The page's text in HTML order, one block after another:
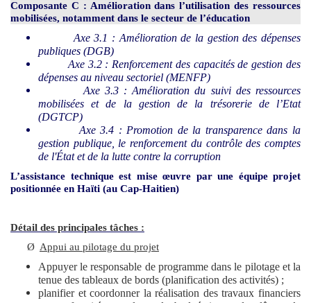
Composante C : Amélioration dans l’utilisation des ressources
mobilisées, notamment dans le secteur de l’éducation
Axe 3.1 : Amélioration de la gestion des dépenses
publiques (DGB)
Axe 3.2 : Renforcement des capacités de gestion des
dépenses au niveau sectoriel (MENFP)
Axe 3.3 : Amélioration du suivi des ressources
mobilisées et de la gestion de la trésorerie de l’Etat
(DGTCP)
Axe 3.4 : Promotion de la transparence dans la
gestion publique, le renforcement du contrôle des comptes
de l'État et de la lutte contre la corruption
L’assistance technique est mise œuvre par une équipe projet
positionnée en Haïti (au Cap-Haitien)
Détail des principales tâches :
Ø Appui au pilotage du projet
Appuyer le responsable de programme dans le pilotage et la
tenue des tableaux de bords (planification des activités) ;
planifier et coordonner la réalisation des travaux financiers